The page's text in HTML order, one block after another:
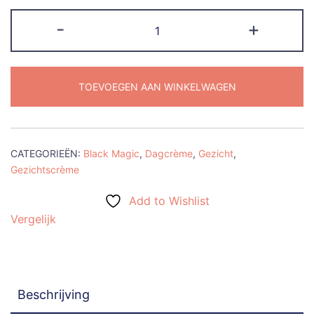
-
Collageen
creme
Dode
Zee
zout
mineralen
50
+
TOEVOEGEN AAN WINKELWAGEN
CATEGORIEËN: Black Magic, Dagcrème, Gezicht,
Gezichtscrème
Add to Wishlist
Vergelijk
Beschrijving